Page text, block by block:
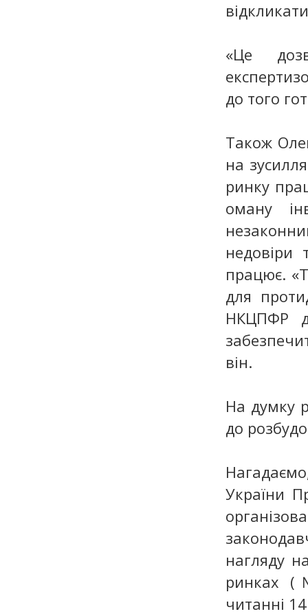
«Це
до того
Також
на
ринку
оману
недовіри
працює.
для
НКЦПФР
він.
На думку
до
України
нагляду
ринках
читанні